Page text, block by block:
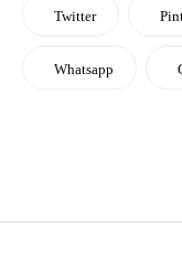
Twitter
Whatsapp